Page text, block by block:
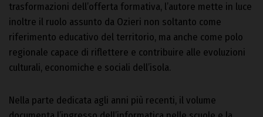
trasformazioni dell’offerta formativa, l’autore mette in luce
inoltre il ruolo assunto da Ozieri non soltanto come
riferimento educativo del territorio, ma anche come polo
regionale capace di riflettere e contribuire alle evoluzioni
culturali, economiche e sociali dell’isola.
Nella parte dedicata agli anni più recenti, il volume